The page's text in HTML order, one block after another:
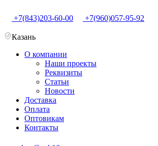
+7(843)203-60-00 +7(960)057-95-92
Казань
О компании
Наши проекты
Реквизиты
Статьи
Новости
Доставка
Оплата
Оптовикам
Контакты